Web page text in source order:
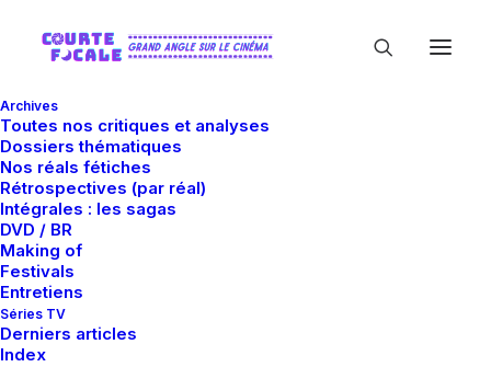
Archives
Toutes nos critiques et analyses
Dossiers thématiques
Nos réals fétiches
Rétrospectives (par réal)
Intégrales : les sagas
DVD / BR
Making of
Festivals
Entretiens
Séries TV
Derniers articles
Index